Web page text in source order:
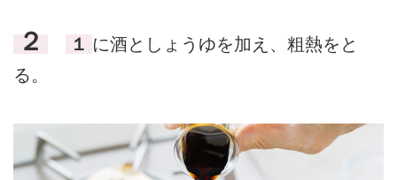
２ １ に酒としょうゆを加え、粗熱をと
る。